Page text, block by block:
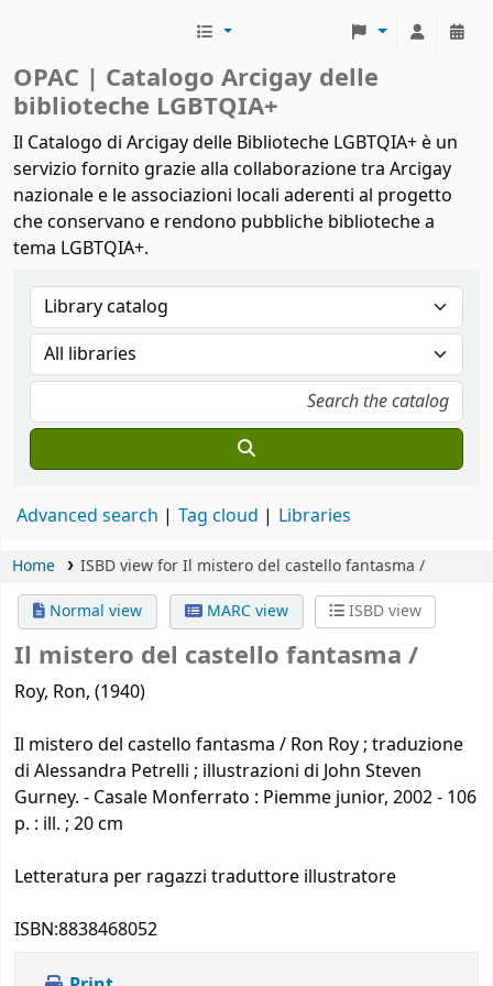
OPAC | Catalogo Arcigay delle
biblioteche LGBTQIA+
Il Catalogo di Arcigay delle Biblioteche LGBTQIA+ è un
servizio fornito grazie alla collaborazione tra Arcigay
nazionale e le associazioni locali aderenti al progetto
che conservano e rendono pubbliche biblioteche a
tema LGBTQIA+.
Advanced search Tag cloud Libraries
Home
ISBD view for Il mistero del castello fantasma /
Normal view
MARC view ISBD view
Il mistero del castello fantasma /
Roy, Ron, (1940)
Il mistero del castello fantasma / Ron Roy ; traduzione
di Alessandra Petrelli ; illustrazioni di John Steven
Gurney. - Casale Monferrato : Piemme junior, 2002 - 106
p. : ill. ; 20 cm
Letteratura per ragazzi traduttore illustratore
ISBN:8838468052